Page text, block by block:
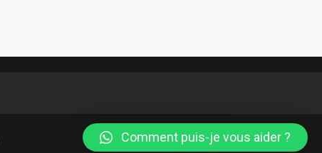
Comment puis-je vous aider ?